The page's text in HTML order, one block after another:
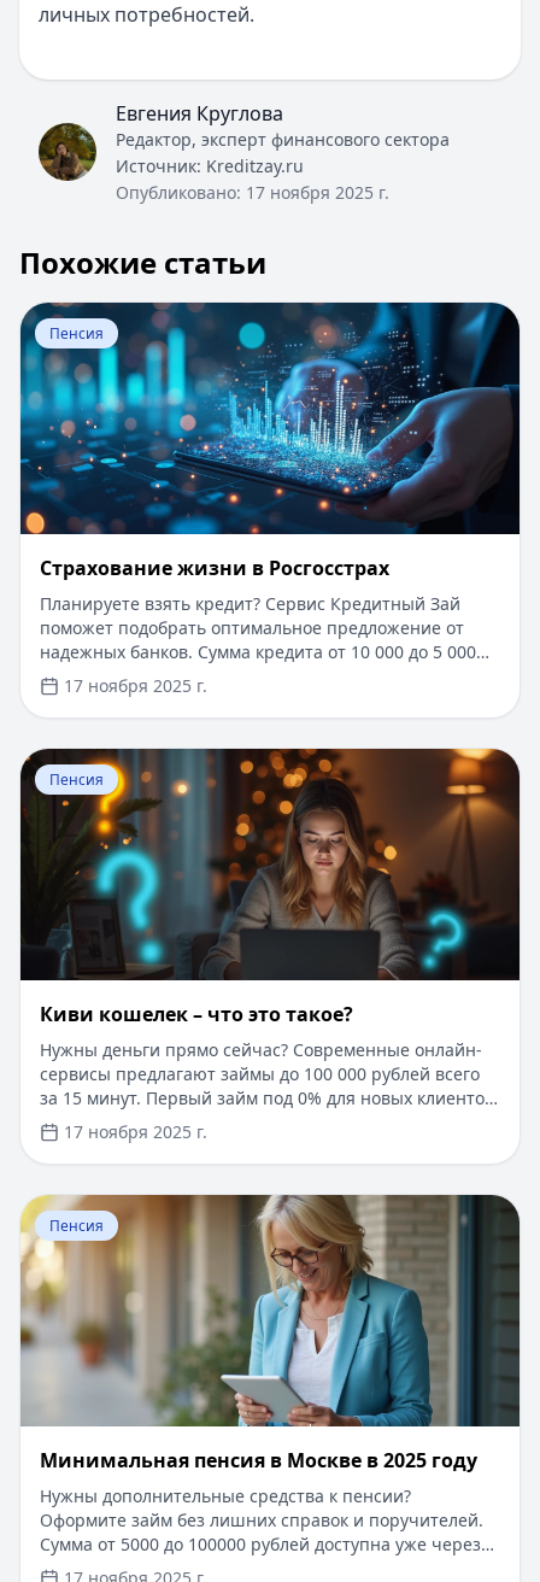
личных потребностей.
Евгения Круглова
Редактор, эксперт финансового сектора
Источник: Kreditzay.ru
Опубликовано: 17 ноября 2025 г.
Похожие статьи
Перейти к статье:Страхование жизни в ​Росгосстрах
Пенсия
Страхование жизни в ​Росгосстрах
Планируете взять кредит? Сервис Кредитный Зай
поможет подобрать оптимальное предложение от
надежных банков. Сумма кредита от 10 000 до 5 000
000 рублей на срок до 7 лет. Одобрение за 5 минут по
двум документам. Минимальная ставка от 5.5%
годовых. Возможность оформления онлайн без
посещения офиса банка. Индивидуальный расчет
максимальной суммы кредита с учетом ваших
возможностей. В статье подробно рассказывается о
программах страхования жизни, которые помогут
обеспечить финансовую защиту вам и вашим
близким.
17 ноября 2025 г.
Перейти к статье: Киви кошелек – что это такое?
Пенсия
Киви кошелек – что это такое?
Нужны деньги прямо сейчас? Современные онлайн-
сервисы предлагают займы до 100 000 рублей всего
за 15 минут. Первый займ под 0% для новых клиентов,
одобрение за 5 минут по паспорту. Без справок,
поручителей и визита в офис. Деньги моментально на
карту любого банка. Решение о выдаче займа
принимается автоматически, достаточно заполнить
простую анкету на сайте. Узнайте больше о выгодных
условиях кредитования на портале Кредитный Зай.
17 ноября 2025 г.
Перейти к статье: ​Минимальная пенсия в Москве в
Пенсия
​Минимальная пенсия в Москве в 2025 году
Нужны дополнительные средства к пенсии?
Оформите займ без лишних справок и поручителей.
Сумма от 5000 до 100000 рублей доступна уже через
15 минут после одобрения заявки. Для новых